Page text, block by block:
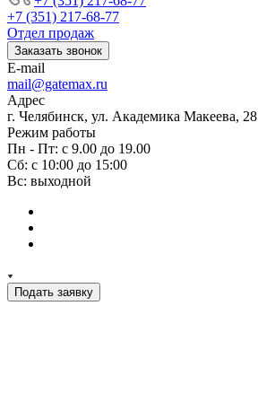
+7 (351) 217-68-77
Отдел продаж
Заказать звонок
E-mail
mail@gatemax.ru
Адрес
г. Челябинск, ул. Академика Макеева, 28
Режим работы
Пн - Пт: с 9.00 до 19.00
Сб: с 10:00 до 15:00
Вс: выходной
Подать заявку